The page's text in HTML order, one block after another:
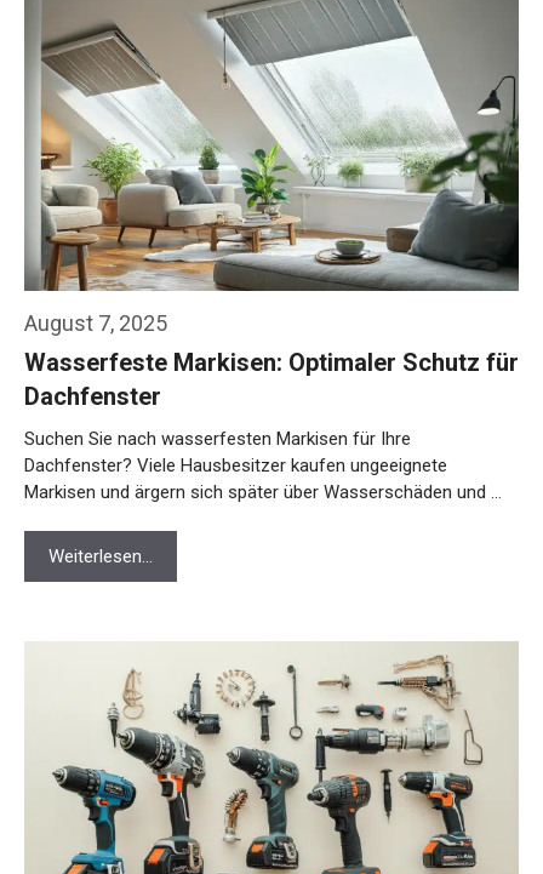
August 7, 2025
Wasserfeste Markisen: Optimaler Schutz für
Dachfenster
Suchen Sie nach wasserfesten Markisen für Ihre
Dachfenster? Viele Hausbesitzer kaufen ungeeignete
Markisen und ärgern sich später über Wasserschäden und …
Weiterlesen…